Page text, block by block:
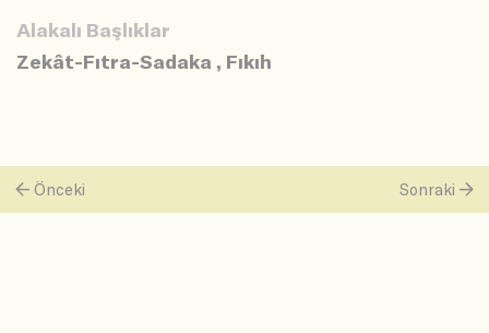
Alakalı Başlıklar
Zekât-Fıtra-Sadaka , Fıkıh
Önceki Sonraki